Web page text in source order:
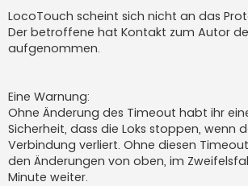
LocoTouch scheint sich nicht an das
Der betroffene hat Kontakt zum Autor
aufgenommen.
Eine Warnung:
Ohne Änderung des Timeout habt ihr
Sicherheit, dass die Loks stoppen, wenn
Verbindung verliert. Ohne diesen
den Änderungen von oben, im
Minute weiter.